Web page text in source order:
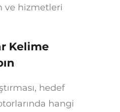
ve hizmetleri
Kelime
hedef
hangi